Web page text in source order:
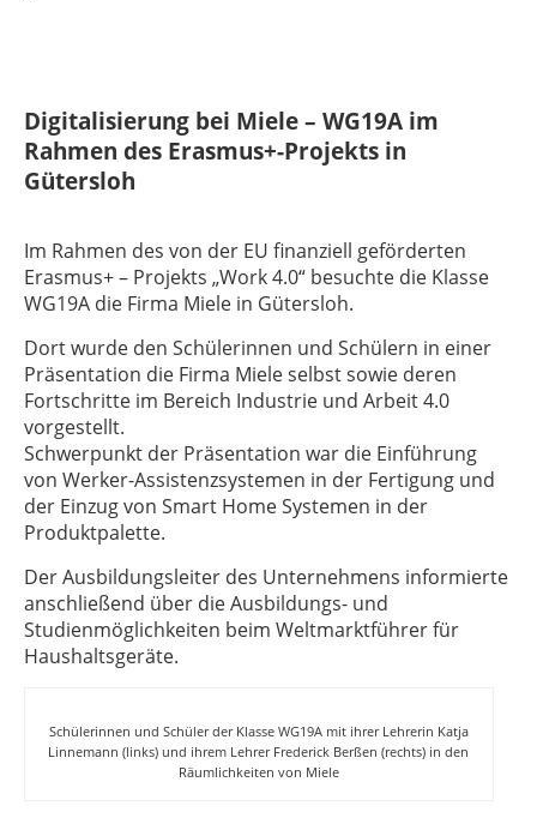
Digitalisierung bei Miele – WG19A im
Rahmen des Erasmus+-Projekts in
Gütersloh
Im Rahmen des von der EU finanziell geförderten
Erasmus+ – Projekts „Work 4.0“ besuchte die Klasse
WG19A die Firma Miele in Gütersloh.
Dort wurde den Schülerinnen und Schülern in einer
Präsentation die Firma Miele selbst sowie deren
Fortschritte im Bereich Industrie und Arbeit 4.0
vorgestellt.
Schwerpunkt der Präsentation war die Einführung
von Werker-Assistenzsystemen in der Fertigung und
der Einzug von Smart Home Systemen in der
Produktpalette.
Der Ausbildungsleiter des Unternehmens informierte
anschließend über die Ausbildungs- und
Studienmöglichkeiten beim Weltmarktführer für
Haushaltsgeräte.
Schülerinnen und Schüler der Klasse WG19A mit ihrer Lehrerin Katja
Linnemann (links) und ihrem Lehrer Frederick Berßen (rechts) in den
Räumlichkeiten von Miele